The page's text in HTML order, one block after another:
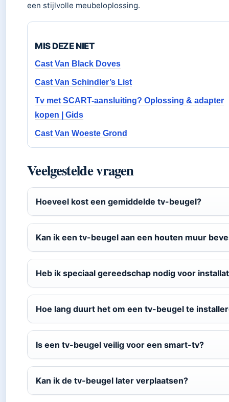
een stijlvolle meubeloplossing.
MIS DEZE NIET
Cast Van Black Doves
Cast Van Schindler’s List
Tv met SCART-aansluiting? Oplossing & adapter
kopen | Gids
Cast Van Woeste Grond
Veelgestelde vragen
Hoeveel kost een gemiddelde tv-beugel?
Kan ik een tv-beugel aan een houten muur
Heb ik speciaal gereedschap nodig voor
Hoe lang duurt het om een tv-beugel te
Is een tv-beugel veilig voor een smart-tv?
Kan ik de tv-beugel later verplaatsen?